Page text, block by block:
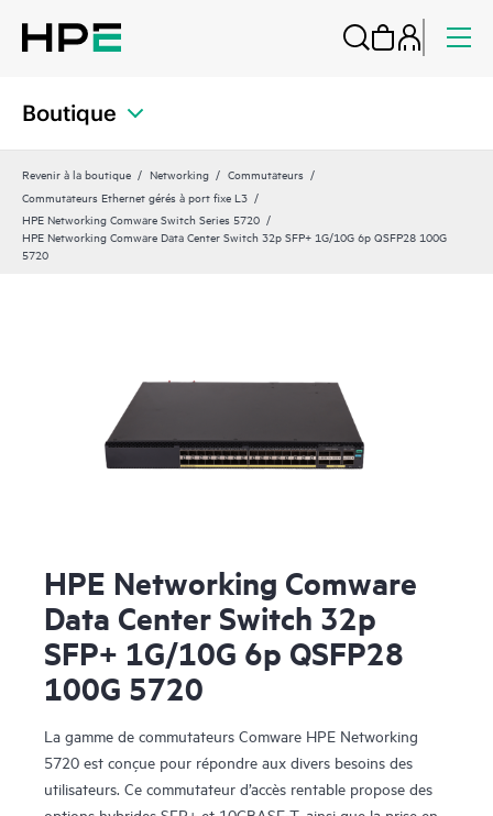
Boutique
Revenir à la boutique Networking
Commutateurs
Commutateurs Ethernet gérés à port fixe L3
HPE Networking Comware Switch Series 5720
HPE Networking Comware Data Center Switch 32p SFP+ 1G/10G 6p QSFP28 100G
5720
HPE Networking Comware
Data Center Switch 32p
SFP+ 1G/10G 6p QSFP28
100G 5720
La gamme de commutateurs Comware HPE Networking
5720 est conçue pour répondre aux divers besoins des
utilisateurs. Ce commutateur d’accès rentable propose des